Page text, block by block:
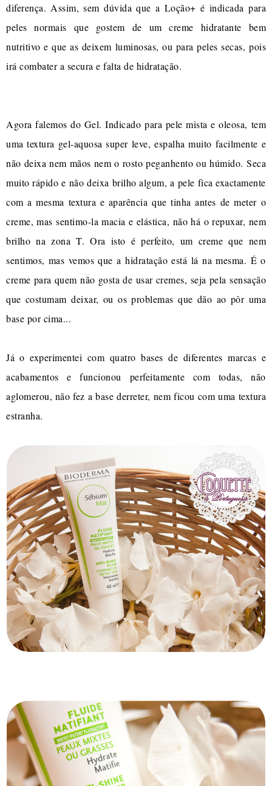
diferença. Assim, sem dúvida que a Loção+ é indicada para
peles normais que gostem de um creme hidratante bem
nutritivo e que as deixem luminosas, ou para peles secas, pois
irá combater a secura e falta de hidratação.
Agora falemos do Gel. Indicado para pele mista e oleosa, tem
uma textura gel-aquosa super leve, espalha muito facilmente e
não deixa nem mãos nem o rosto peganhento ou húmido. Seca
muito rápido e não deixa brilho algum, a pele fica exactamente
com a mesma textura e aparência que tinha antes de meter o
creme, mas sentimo-la macia e elástica, não há o repuxar, nem
brilho na zona T. Ora isto é perfeito, um creme que nem
sentimos, mas vemos que a hidratação está lá na mesma. É o
creme para quem não gosta de usar cremes, seja pela sensação
que costumam deixar, ou os problemas que dão ao pôr uma
base por cima...
Já o experimentei com quatro bases de diferentes marcas e
acabamentos e funcionou perfeitamente com todas, não
aglomerou, não fez a base derreter, nem ficou com uma textura
estranha.